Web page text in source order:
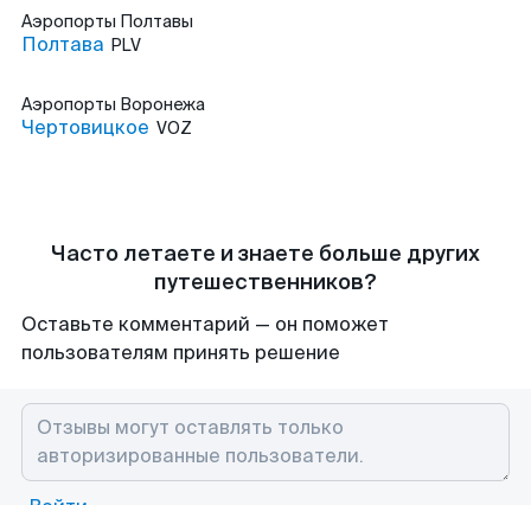
Аэропорты Полтавы
Полтава PLV
Аэропорты Воронежа
Чертовицкое VOZ
Часто летаете и знаете больше других
путешественников?
Оставьте комментарий — он поможет
пользователям принять решение